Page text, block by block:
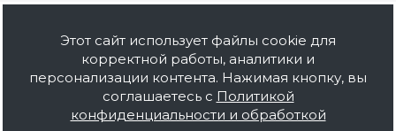
2026 © ООО Баустов. Собственное
производство лакокрасочной продукции,
оптовая и розничная продажа строительных
материалов, комплектация объектов под ключ.
Этот сайт использует файлы cookie для
корректной работы, аналитики и
персонализации контента. Нажимая кнопку, вы
соглашаетесь с Политикой
конфиденциальности и обработкой